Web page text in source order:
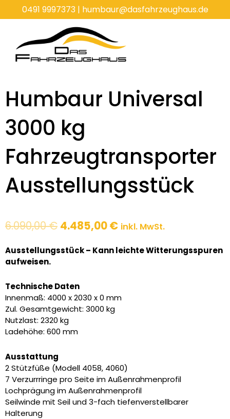
0491 9997373| humbaur@dasfahrzeughaus.de
Humbaur Universal
3000 kg
Fahrzeugtransporter
Ausstellungsstück
6.090,00€ Ursprünglicher
war:
4.485,00€Aktueller
ist:
inkl. MwSt.
Ausstellungsstück – Kann leichte Witterungsspuren
aufweisen.
Technische Daten
Innenmaß: 4000 x 2030 x 0 mm
Zul. Gesamtgewicht: 3000 kg
Nutzlast: 2320 kg
Ladehöhe: 600 mm
Ausstattung
2 Stützfüße (Modell 4058, 4060)
7 Verzurrringe pro Seite im Außenrahmenprofil
Lochprägung im Außenrahmenprofil
Seilwinde mit Seil und 3-fach tiefenverstellbarer
Halterung